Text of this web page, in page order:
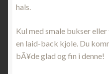
hals.
Kul med smale bukser
en laid-back kjole. Du
bÃ¥de glad og fin i denne!